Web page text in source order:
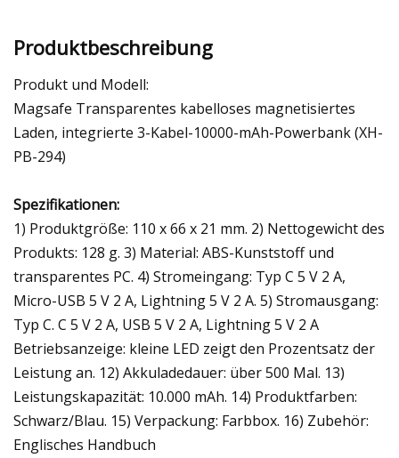
Produktbeschreibung
Produkt und Modell:
Magsafe Transparentes kabelloses magnetisiertes
Laden, integrierte 3-Kabel-10000-mAh-Powerbank (XH-
PB-294)
Spezifikationen:
1) Produktgröße: 110 x 66 x 21 mm. 2) Nettogewicht des
Produkts: 128 g. 3) Material: ABS-Kunststoff und
transparentes PC. 4) Stromeingang: Typ C 5 V 2 A,
Micro-USB 5 V 2 A, Lightning 5 V 2 A. 5) Stromausgang:
Typ C. C 5 V 2 A, USB 5 V 2 A, Lightning 5 V 2 A
Betriebsanzeige: kleine LED zeigt den Prozentsatz der
Leistung an. 12) Akkuladedauer: über 500 Mal. 13)
Leistungskapazität: 10.000 mAh. 14) Produktfarben:
Schwarz/Blau. 15) Verpackung: Farbbox. 16) Zubehör:
Englisches Handbuch